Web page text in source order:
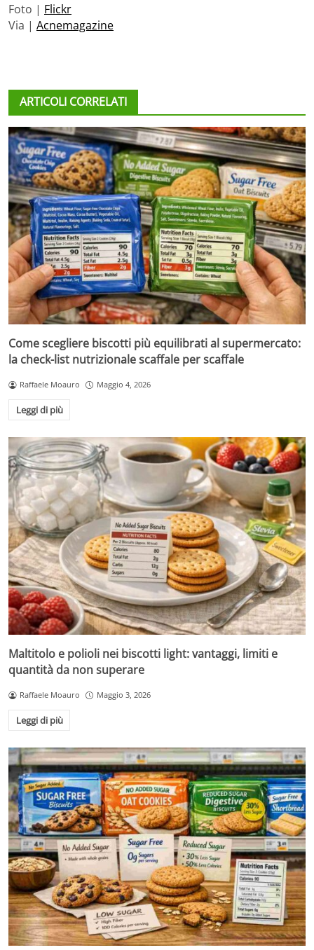
Foto | Flickr
Via | Acnemagazine
ARTICOLI CORRELATI
Come scegliere biscotti più equilibrati al supermercato:
la check-list nutrizionale scaffale per scaffale
Raffaele Moauro Maggio 4, 2026
Leggi di più
Maltitolo e polioli nei biscotti light: vantaggi, limiti e
quantità da non superare
Raffaele Moauro Maggio 3, 2026
Leggi di più